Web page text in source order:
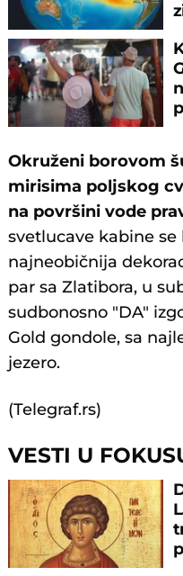
Okruženi borovom
mirisima poljskog
na površini vode
svetlucave kabine
najneobičnija
par sa Zlatibora, u
sudbonosno "DA"
Gold gondole, sa
jezero.
(Telegraf.rs)
VESTI U